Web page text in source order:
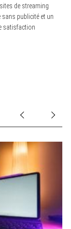
de streaming
sans publicité et un
satisfaction